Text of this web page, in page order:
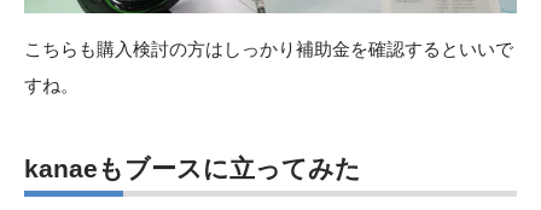
こちらも購入検討の方はしっかり補助金を確認するといいで
すね。
kanaeもブースに立ってみた